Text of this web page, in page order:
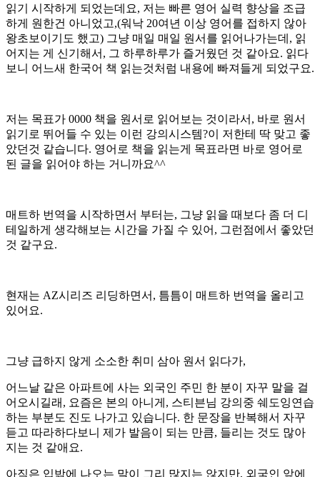
읽기 시작하게 되었는데요, 저는 빠른 영어 실력 향상을 조급
하게 원한건 아니었고,(워낙 20여년 이상 영어를 접하지 않아
왕초보이기도 했고) 그냥 매일 매일 원서를 읽어나가는데, 읽
어지는 게 신기해서, 그 하루하루가 즐거웠던 것 같아요. 읽다
보니 어느새 한국어 책 읽는것처럼 내용에 빠져들게 되었구요.
저는 목표가 0000 책을 원서로 읽어보는 것이라서, 바로 원서
읽기로 뛰어들 수 있는 이런 강의시스템?이 저한테 딱 맞고 좋
았던것 같습니다. 영어로 책을 읽는게 목표라면 바로 영어로
된 글을 읽어야 하는 거니까요^^
매트하 번역을 시작하면서 부터는, 그냥 읽을 때보다 좀 더 디
테일하게 생각해보는 시간을 가질 수 있어, 그런점에서 좋았던
것 같구요.
현재는 AZ시리즈 리딩하면서, 틈틈이 매트하 번역을 올리고
있어요.
그냥 급하지 않게 소소한 취미 삼아 원서 읽다가,
어느날 같은 아파트에 사는 외국인 주민 한 분이 자꾸 말을 걸
어오시길래, 요즘은 본의 아니게, 스티븐님 강의중 쉐도잉연습
하는 부분도 진도 나가고 있습니다. 한 문장을 반복해서 자꾸
듣고 따라하다보니 제가 발음이 되는 만큼, 들리는 것도 많아
지는 것 같애요.
아직은 입밖에 나오는 말이 그리 많지는 않지만, 외국인 앞에